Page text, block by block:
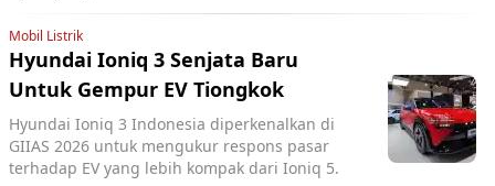
Mobil Listrik
Hyundai Ioniq 3 Senjata Baru
Untuk Gempur EV Tiongkok
Hyundai Ioniq 3 Indonesia diperkenalkan di
GIIAS 2026 untuk mengukur respons pasar
terhadap EV yang lebih kompak dari Ioniq 5.